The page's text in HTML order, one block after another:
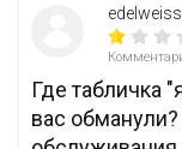
edelweiss
Где табличка
вас